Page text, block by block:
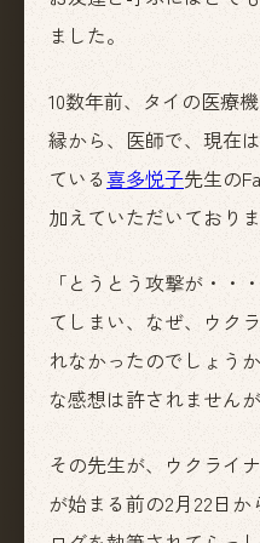
ました。
10数年前、タイの医療
縁から、医師で、現在
ている喜多悦子先生の
加えていただいておりま
「とうとう攻撃が・・
てしまい、なぜ、ウク
れなかったのでしょう
な感想は許されません
その先生が、ウクライ
が始まる前の2月22日